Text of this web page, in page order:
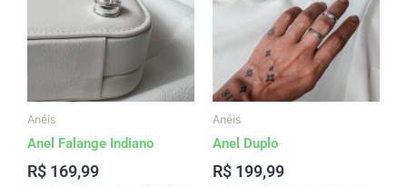
Anéis
Anel Falange Indiano
R$ 169,99
Anéis
Anel Duplo
R$ 199,99